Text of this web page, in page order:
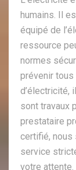
humains. Il
équipé de
ressource
normes
prévenir
d’électricité,
sont travaux
prestataire
certifié, nous
service
votre attente.